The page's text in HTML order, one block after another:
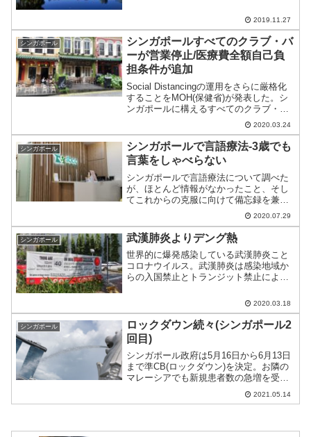
活に慣れてくると中国との類似点が目に
つくのでご紹介。
2019.11.27
シンガポール
シンガポールすべてのクラブ・バ
ーが営業停止/医療費全額自己負
担条件が追加
Social Distancingの運用をさらに厳格化
することをMOH(保健省)が発表した。シ
ンガポールに構えるすべてのクラブ・バ
ーの営業停止を中心としており、タイや
インドネシアと同類の処置となる。
2020.03.24
シンガポール
シンガポールで言語療法-3歳でも
言葉をしゃべらない
シンガポールで言語療法について調べた
が、ほとんど情報がなかったこと、そし
てこれからの克服に向けて備忘録を兼ね
2020.07.29
シンガポール 武漢肺炎よりデング熱
世界的に爆発感染している武漢肺炎こと
コロナウイルス。武漢肺炎は感染地域か
らの入国禁止とトランジット禁止により
ンガポール政府の注目は目下デング熱に
移っているようだ。
2020.03.18
シンガポール
ロックダウン続々(シンガポール2
回目)
シンガポール政府は5月16日から6月13日
まで準CB(ロックダウン)を決定。お隣の
マレーシアでも新規患者数の急増を受け
てロックダウンしているが、シンガポー
2021.05.14